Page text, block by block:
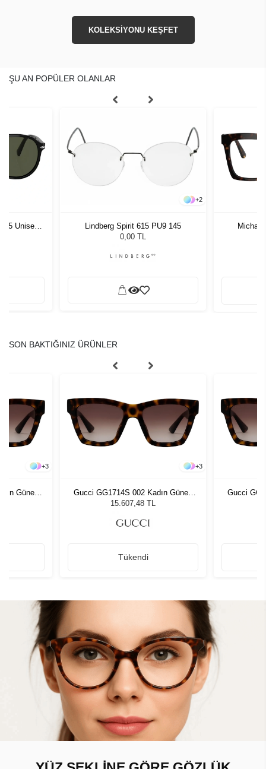
KOLEKSİYONU KEŞFET
ŞU AN POPÜLER OLANLAR
55 Unisex
+2
Lindberg Spirit 615 PU9 145
0,00 TL
SON BAKTIĞINIZ ÜRÜNLER
+3
Güneş
+3
Gucci GG1714S 002 Kadın Güneş
Gözlüğü
15.607,48 TL
Tükendi
Gucci